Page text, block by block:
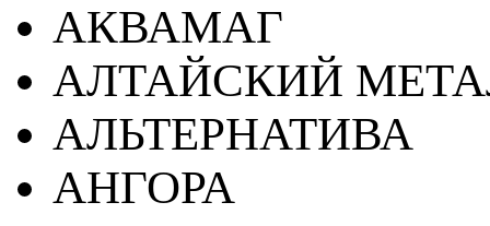
АКВАМАГ
АЛТАЙСКИЙ
АЛЬТЕРНАТИВА
АНГОРА